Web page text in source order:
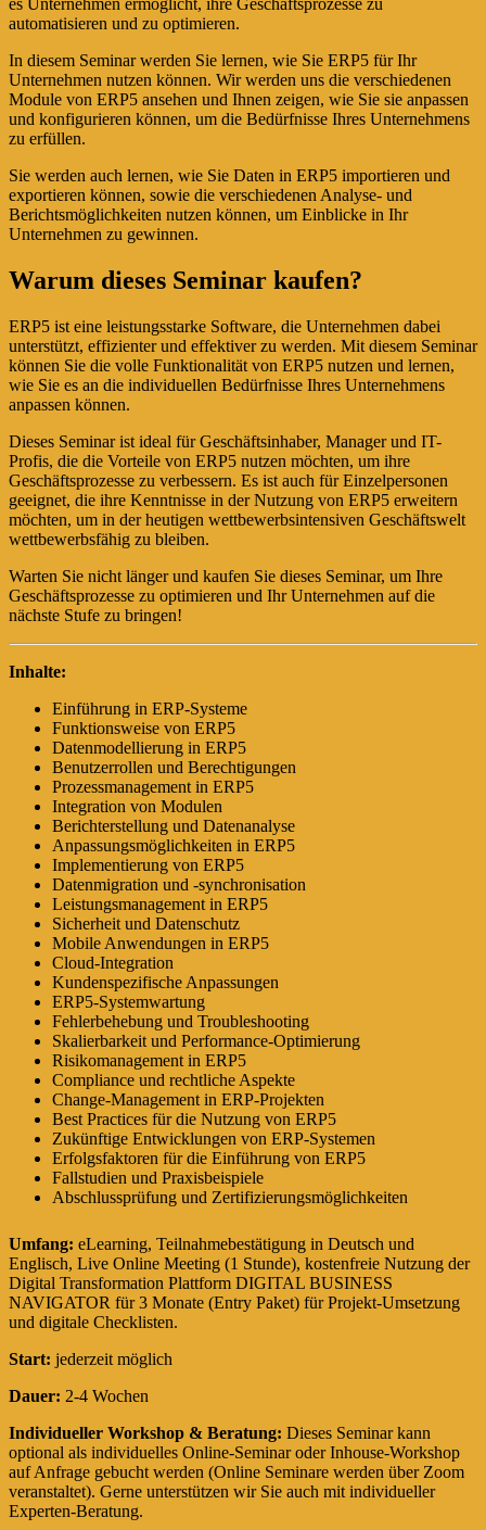
automatisieren und zu optimieren.
In diesem Seminar werden Sie lernen, wie Sie ERP5 für Ihr
Unternehmen nutzen können. Wir werden uns die verschiedenen
Module von ERP5 ansehen und Ihnen zeigen, wie Sie sie anpassen
und konfigurieren können, um die Bedürfnisse Ihres Unternehmens
zu erfüllen.
Sie werden auch lernen, wie Sie Daten in ERP5 importieren und
exportieren können, sowie die verschiedenen Analyse- und
Berichtsmöglichkeiten nutzen können, um Einblicke in Ihr
Unternehmen zu gewinnen.
Warum dieses Seminar kaufen?
ERP5 ist eine leistungsstarke Software, die Unternehmen dabei
unterstützt, effizienter und effektiver zu werden. Mit diesem Seminar
können Sie die volle Funktionalität von ERP5 nutzen und lernen,
wie Sie es an die individuellen Bedürfnisse Ihres Unternehmens
anpassen können.
Dieses Seminar ist ideal für Geschäftsinhaber, Manager und IT-
Profis, die die Vorteile von ERP5 nutzen möchten, um ihre
Geschäftsprozesse zu verbessern. Es ist auch für Einzelpersonen
geeignet, die ihre Kenntnisse in der Nutzung von ERP5 erweitern
möchten, um in der heutigen wettbewerbsintensiven Geschäftswelt
wettbewerbsfähig zu bleiben.
Warten Sie nicht länger und kaufen Sie dieses Seminar, um Ihre
Geschäftsprozesse zu optimieren und Ihr Unternehmen auf die
nächste Stufe zu bringen!
Inhalte:
Einführung in ERP-Systeme
Funktionsweise von ERP5
Datenmodellierung in ERP5
Benutzerrollen und Berechtigungen
Prozessmanagement in ERP5
Integration von Modulen
Berichterstellung und Datenanalyse
Anpassungsmöglichkeiten in ERP5
Implementierung von ERP5
Datenmigration und -synchronisation
Leistungsmanagement in ERP5
Sicherheit und Datenschutz
Mobile Anwendungen in ERP5
Cloud-Integration
Kundenspezifische Anpassungen
ERP5-Systemwartung
Fehlerbehebung und Troubleshooting
Skalierbarkeit und Performance-Optimierung
Risikomanagement in ERP5
Compliance und rechtliche Aspekte
Change-Management in ERP-Projekten
Best Practices für die Nutzung von ERP5
Zukünftige Entwicklungen von ERP-Systemen
Erfolgsfaktoren für die Einführung von ERP5
Fallstudien und Praxisbeispiele
Abschlussprüfung und Zertifizierungsmöglichkeiten
Umfang: eLearning, Teilnahmebestätigung in Deutsch und
Englisch, Live Online Meeting (1 Stunde), kostenfreie Nutzung der
Digital Transformation Plattform DIGITAL BUSINESS
NAVIGATOR für 3 Monate (Entry Paket) für Projekt-Umsetzung
und digitale Checklisten.
Start: jederzeit möglich
Dauer: 2-4 Wochen
Individueller Workshop & Beratung: Dieses Seminar kann
optional als individuelles Online-Seminar oder Inhouse-Workshop
auf Anfrage gebucht werden (Online Seminare werden über Zoom
veranstaltet). Gerne unterstützen wir Sie auch mit individueller
Experten-Beratung.